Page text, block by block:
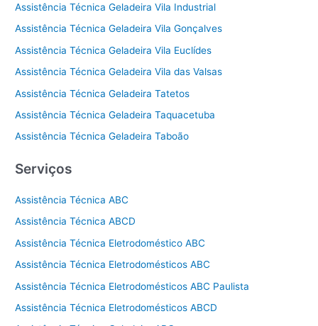
Assistência Técnica Geladeira Vila Industrial
Assistência Técnica Geladeira Vila Gonçalves
Assistência Técnica Geladeira Vila Euclídes
Assistência Técnica Geladeira Vila das Valsas
Assistência Técnica Geladeira Tatetos
Assistência Técnica Geladeira Taquacetuba
Assistência Técnica Geladeira Taboão
Serviços
Assistência Técnica ABC
Assistência Técnica ABCD
Assistência Técnica Eletrodoméstico ABC
Assistência Técnica Eletrodomésticos ABC
Assistência Técnica Eletrodomésticos ABC Paulista
Assistência Técnica Eletrodomésticos ABCD